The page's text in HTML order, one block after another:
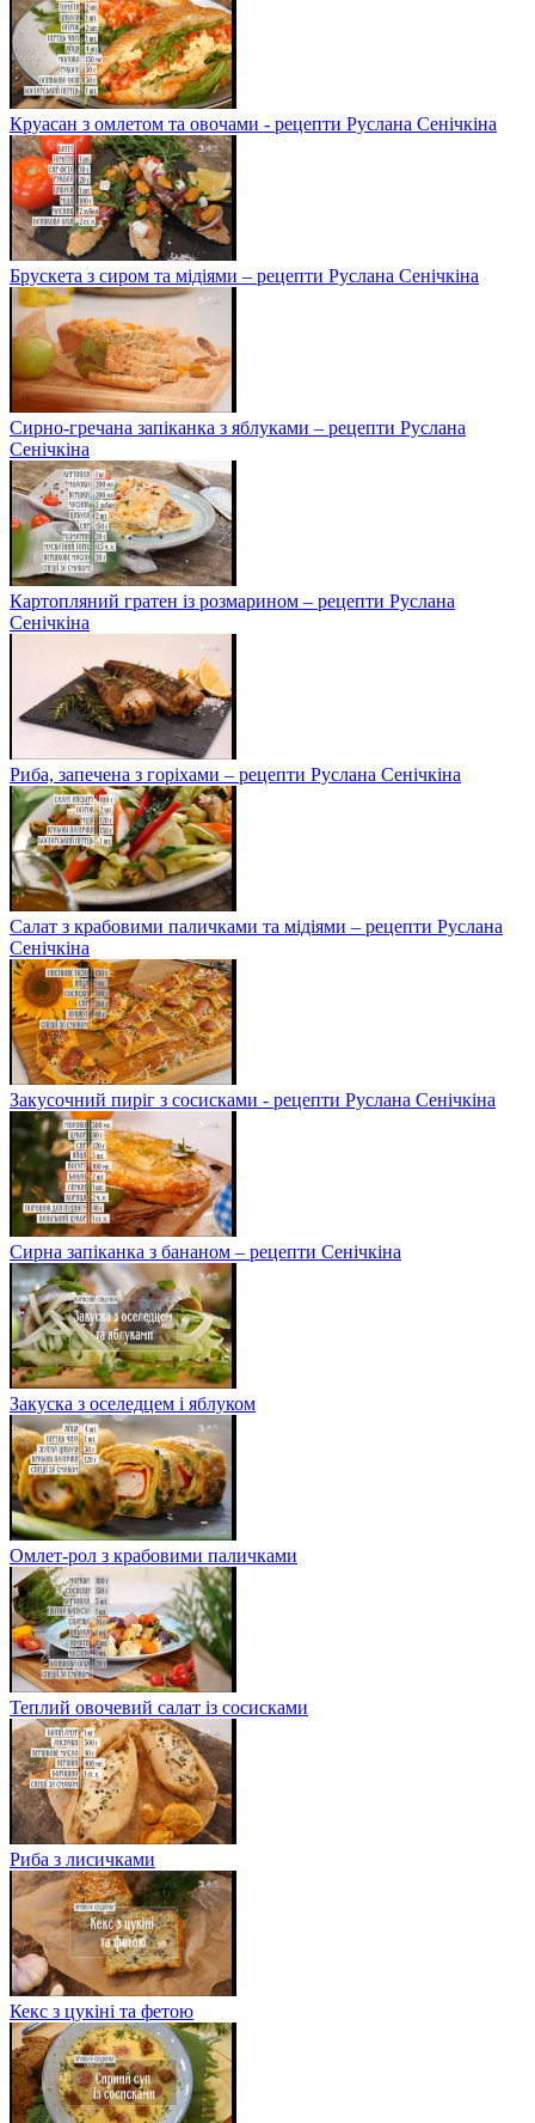
Круасан з омлетом та овочами - рецепти Руслана Сенічкіна
Брускета з сиром та мідіями – рецепти Руслана Сенічкіна
Сирно-гречана запіканка з яблуками – рецепти Руслана
Сенічкіна
Картопляний гратен із розмарином – рецепти Руслана
Сенічкіна
Риба, запечена з горіхами – рецепти Руслана Сенічкіна
Салат з крабовими паличками та мідіями – рецепти Руслана
Сенічкіна
Закусочний пиріг з сосисками - рецепти Руслана Сенічкіна
Сирна запіканка з бананом – рецепти Сенічкіна
Закуска з оселедцем і яблуком
Омлет-рол з крабовими паличками
Теплий овочевий салат із сосисками
Риба з лисичками
Кекс з цукіні та фетою